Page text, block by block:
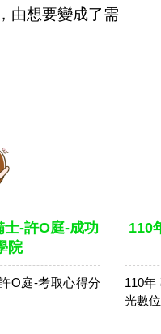
由想要變成了需
士-許O庭-成功
院
O庭-考取心得分
110
110
光數